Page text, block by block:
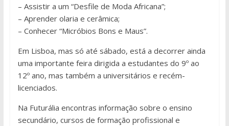
– Assistir a um “Desfile de Moda Africana”;
– Aprender olaria e cerâmica;
– Conhecer “Micróbios Bons e Maus”.
Em Lisboa, mas só até sábado, está a decorrer ainda
uma importante feira dirigida a estudantes do 9º ao
12º ano, mas também a universitários e recém-
licenciados.
Na Futurália encontras informação sobre o ensino
secundário, cursos de formação profissional e